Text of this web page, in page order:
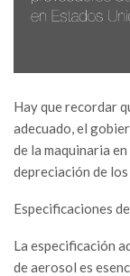
Hay que recordar
adecuado, el
de la maquinaria
depreciación de
Especificaciones
La especificación
de aerosol es